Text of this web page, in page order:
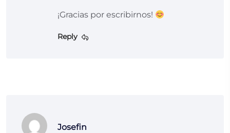
¡Gracias por escribirnos!
Reply
Josefin